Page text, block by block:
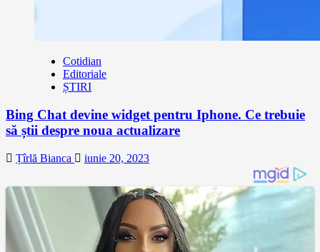
Cotidian
Editoriale
ȘTIRI
Bing Chat devine widget pentru Iphone. Ce trebuie
să știi despre noua actualizare
Țîrlă Bianca iunie 20, 2023